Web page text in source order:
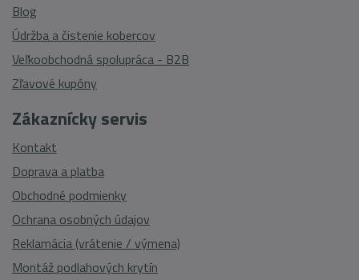
Zákaznícky servis
Kontakt
Doprava a platba
Obchodné podmienky
Ochrana osobných údajov
Reklamácia (vrátenie / výmena)
Montáž podlahových krytín
Blog
Údržba a čistenie kobercov
Veľkoobchodná spolupráca - B2B
Zľavové kupóny